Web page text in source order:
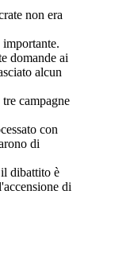
non era
domande ai
alcun
campagne
con
di
dibattito è
di